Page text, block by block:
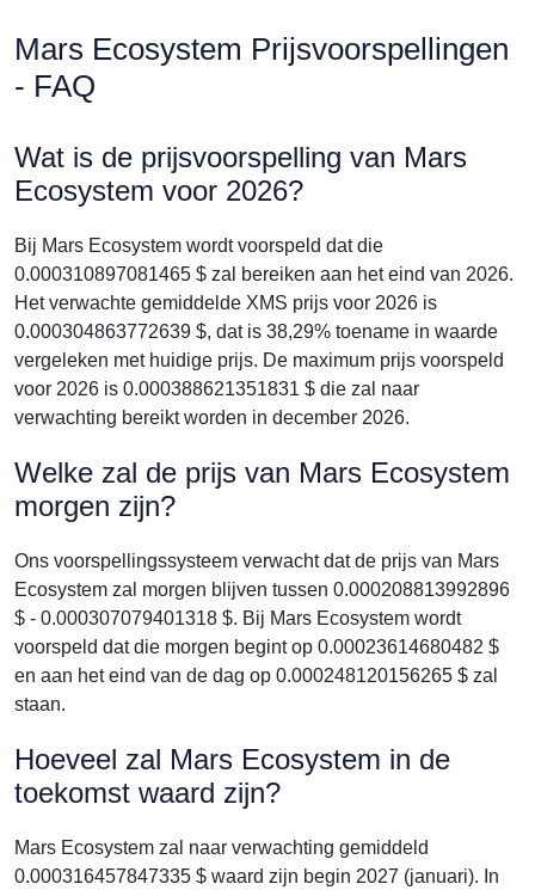
Mars Ecosystem Prijsvoorspellingen
- FAQ
Wat is de prijsvoorspelling van Mars
Ecosystem voor 2026?
Bij Mars Ecosystem wordt voorspeld dat die
0.000310897081465 $ zal bereiken aan het eind van 2026.
Het verwachte gemiddelde XMS prijs voor 2026 is
0.000304863772639 $, dat is 38,29% toename in waarde
vergeleken met huidige prijs. De maximum prijs voorspeld
voor 2026 is 0.000388621351831 $ die zal naar
verwachting bereikt worden in december 2026.
Welke zal de prijs van Mars Ecosystem
morgen zijn?
Ons voorspellingssysteem verwacht dat de prijs van Mars
Ecosystem zal morgen blijven tussen 0.000208813992896
$ - 0.000307079401318 $. Bij Mars Ecosystem wordt
voorspeld dat die morgen begint op 0.00023614680482 $
en aan het eind van de dag op 0.000248120156265 $ zal
staan.
Hoeveel zal Mars Ecosystem in de
toekomst waard zijn?
Mars Ecosystem zal naar verwachting gemiddeld
0.000316457847335 $ waard zijn begin 2027 (januari). In